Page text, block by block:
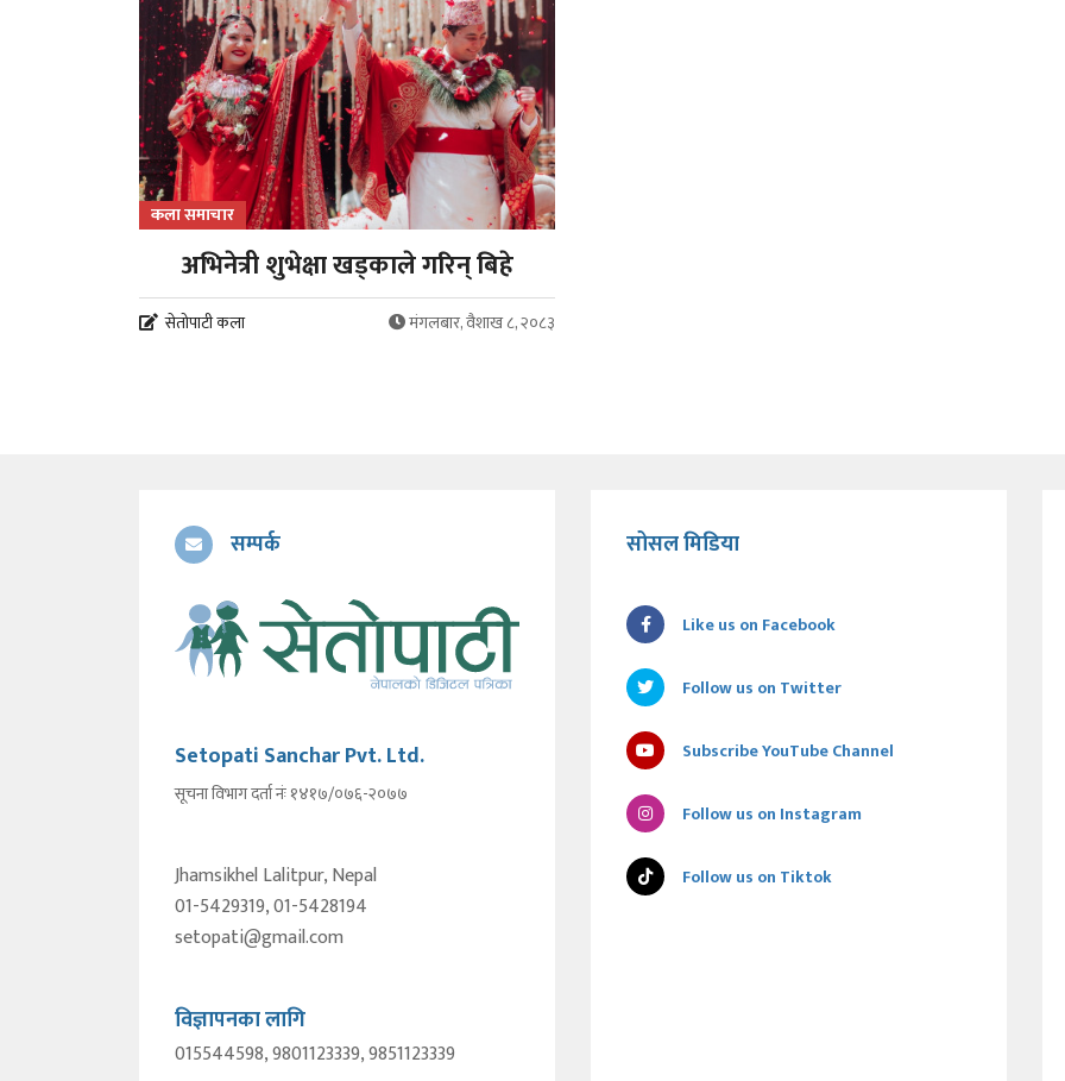
कला समाचार
अभिनेत्री शुभेक्षा खड्काले गरिन् बिहे
सेतोपाटी कला मंगलबार, वैशाख ८, २०८३
सम्पर्क
Setopati Sanchar Pvt. Ltd.
सूचना विभाग दर्ता नंः १४१७/०७६-२०७७
Jhamsikhel Lalitpur, Nepal
01-5429319, 01-5428194
setopati@gmail.com
विज्ञापनका लागि
015544598, 9801123339, 9851123339
सोसल मिडिया
Like us on Facebook
Follow us on Twitter
Subscribe YouTube Channel
Follow us on Instagram
Follow us on Tiktok